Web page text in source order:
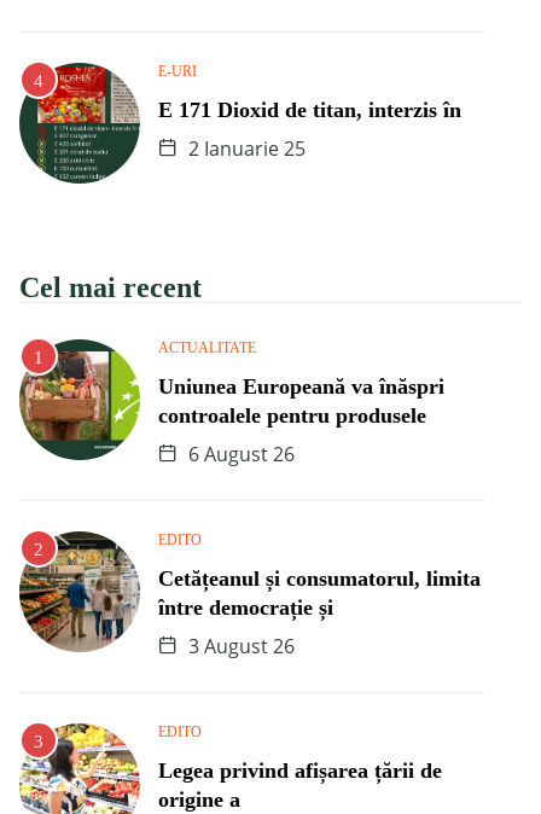
E-URI
E 171 Dioxid de titan, interzis în
2 Ianuarie 25
Cel mai recent
ACTUALITATE
Uniunea Europeană va înăspri
controalele pentru produsele
6 August 26
EDITO
Cetățeanul și consumatorul, limita
între democrație și
3 August 26
EDITO
Legea privind afișarea țării de
origine a